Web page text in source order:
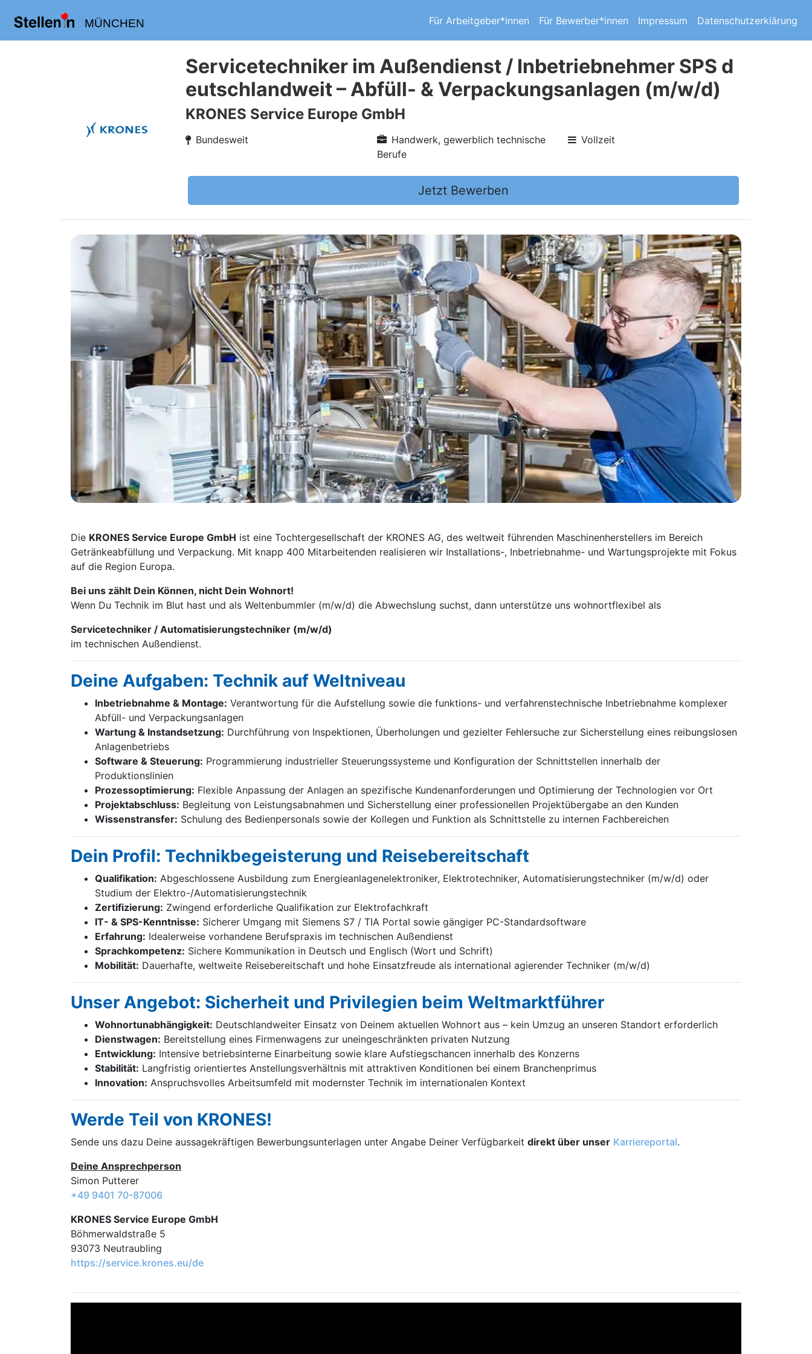
MÜNCHEN Für Arbeitgeber*innen Für Bewerber*innen Impressum Datenschutzerklärung
Servicetechniker im Außendienst / Inbetriebnehmer SPS d
eutschlandweit – Abfüll- & Verpackungsanlagen (m/w/d)
KRONES Service Europe GmbH
Bundesweit
Handwerk, gewerblich technische
Berufe
Vollzeit
Jetzt Bewerben
Die KRONES Service Europe GmbH ist eine Tochter­gesellschaft der KRONES AG, des weltweit führenden Maschinen­herstellers im Bereich
Getränke­abfüllung und Verpackung. Mit knapp 400 Mitarbei­tenden realisieren wir Installations-, Inbetrieb­nahme- und Wartungs­projekte mit Fokus
auf die Region Europa.
Bei uns zählt Dein Können, nicht Dein Wohnort!
Wenn Du Technik im Blut hast und als Weltenbummler (m/w/d) die Abwechslung suchst, dann unterstütze uns wohnortflexibel als
Servicetechniker / Automatisierungstechniker (m/w/d)
im technischen Außendienst.
Deine Aufgaben: Technik auf Weltniveau
Inbetriebnahme & Montage: Verantwortung für die Aufstellung sowie die funktions- und verfahrenstechnische Inbetriebnahme komplexer
Abfüll- und Verpackungsanlagen
Wartung & Instandsetzung: Durchführung von Inspektionen, Überholungen und gezielter Fehlersuche zur Sicherstellung eines reibungslosen
Anlagenbetriebs
Software & Steuerung: Programmierung industrieller Steuerungssysteme und Konfiguration der Schnittstellen innerhalb der
Produktionslinien
Prozessoptimierung: Flexible Anpassung der Anlagen an spezifische Kundenanforderungen und Optimierung der Technologien vor Ort
Projektabschluss: Begleitung von Leistungsabnahmen und Sicherstellung einer professionellen Projektübergabe an den Kunden
Wissenstransfer: Schulung des Bedienpersonals sowie der Kollegen und Funktion als Schnittstelle zu internen Fachbereichen
Dein Profil: Technikbegeisterung und Reisebereitschaft
Qualifikation: Abgeschlossene Ausbildung zum Energieanlagenelektroniker, Elektrotechniker, Automatisierungstechniker (m/w/d) oder
Studium der Elektro-/Automatisierungstechnik
Zertifizierung: Zwingend erforderliche Qualifikation zur Elektrofachkraft
IT- & SPS-Kenntnisse: Sicherer Umgang mit Siemens S7 / TIA Portal sowie gängiger PC-Standardsoftware
Erfahrung: Idealerweise vorhandene Berufspraxis im technischen Außendienst
Sprachkompetenz: Sichere Kommunikation in Deutsch und Englisch (Wort und Schrift)
Mobilität: Dauerhafte, weltweite Reisebereitschaft und hohe Einsatzfreude als international agierender Techniker (m/w/d)
Unser Angebot: Sicherheit und Privilegien beim Weltmarktführer
Wohnortunabhängigkeit: Deutschlandweiter Einsatz von Deinem aktuellen Wohnort aus – kein Umzug an unseren Standort erforderlich
Dienstwagen: Bereitstellung eines Firmenwagens zur uneingeschränkten privaten Nutzung
Entwicklung: Intensive betriebsinterne Einarbeitung sowie klare Aufstiegschancen innerhalb des Konzerns
Stabilität: Langfristig orientiertes Anstellungsverhältnis mit attraktiven Konditionen bei einem Branchenprimus
Innovation: Anspruchsvolles Arbeitsumfeld mit modernster Technik im internationalen Kontext
Werde Teil von KRONES!
Sende uns dazu Deine aussage­kräftigen Bewerbungsunterlagen unter Angabe Deiner Verfügbarkeit direkt über unser Karriereportal.
Deine Ansprechperson
Simon Putterer
+49 9401 70-87006
KRONES Service Europe GmbH
Böhmerwaldstraße 5
93073 Neutraubling
https://service.krones.eu/de